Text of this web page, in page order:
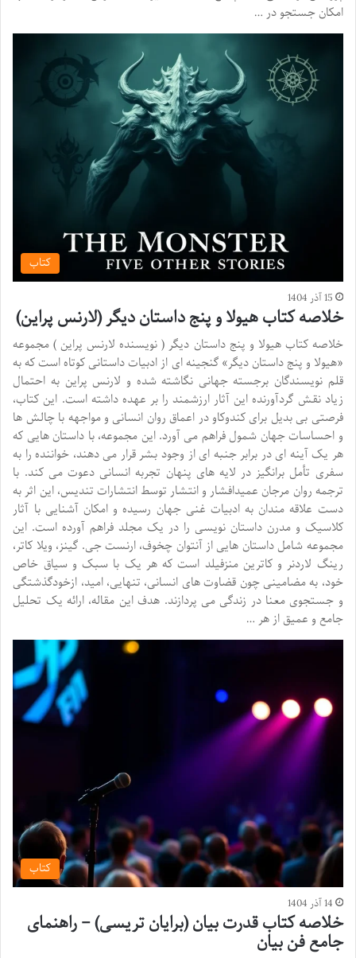
امکان جستجو در …
کتاب
15 آذر 1404
خلاصه کتاب هیولا و پنج داستان دیگر (لارنس پراین)
خلاصه کتاب هیولا و پنج داستان دیگر ( نویسنده لارنس پراین ) مجموعه
«هیولا و پنج داستان دیگر» گنجینه ای از ادبیات داستانی کوتاه است که به
قلم نویسندگان برجسته جهانی نگاشته شده و لارنس پراین به احتمال
زیاد نقش گردآورنده این آثار ارزشمند را بر عهده داشته است. این کتاب،
فرصتی بی بدیل برای کندوکاو در اعماق روان انسانی و مواجهه با چالش ها
و احساسات جهان شمول فراهم می آورد. این مجموعه، با داستان هایی که
هر یک آینه ای در برابر جنبه ای از وجود بشر قرار می دهند، خواننده را به
سفری تأمل برانگیز در لایه های پنهان تجربه انسانی دعوت می کند. با
ترجمه روان مرجان عمیدافشار و انتشار توسط انتشارات تندیس، این اثر به
دست علاقه مندان به ادبیات غنی جهان رسیده و امکان آشنایی با آثار
کلاسیک و مدرن داستان نویسی را در یک مجلد فراهم آورده است. این
مجموعه شامل داستان هایی از آنتوان چخوف، ارنست جی. گینز، ویلا کاتر،
رینگ لاردنر و کاترین منزفیلد است که هر یک با سبک و سیاق خاص
خود، به مضامینی چون قضاوت های انسانی، تنهایی، امید، ازخودگذشتگی
و جستجوی معنا در زندگی می پردازند. هدف این مقاله، ارائه یک تحلیل
جامع و عمیق از هر …
کتاب
14 آذر 1404
خلاصه کتاب قدرت بیان (برایان تریسی) – راهنمای
جامع فن بیان